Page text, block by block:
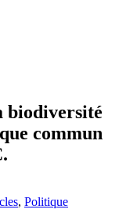
biodiversité
commun
, Politique